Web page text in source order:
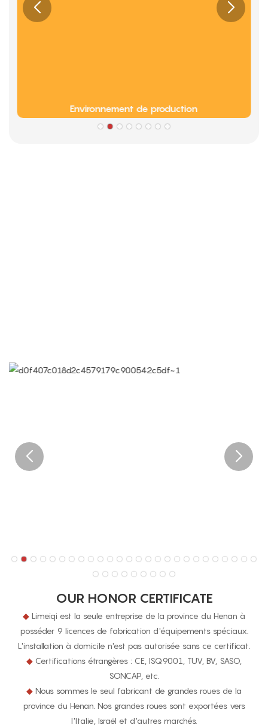
Environnement de production
OUR HONOR CERTIFICATE
◆ Limeiqi est la seule entreprise de la province du Henan à
posséder 9 licences de fabrication d'équipements spéciaux.
L'installation à domicile n'est pas autorisée sans ce certificat.
◆ Certifications étrangères : CE, ISQ9001, TUV, BV, SASO,
SONCAP, etc.
◆ Nous sommes le seul fabricant de grandes roues de la
province du Henan. Nos grandes roues sont exportées vers
l'Italie, Israël et d'autres marchés.